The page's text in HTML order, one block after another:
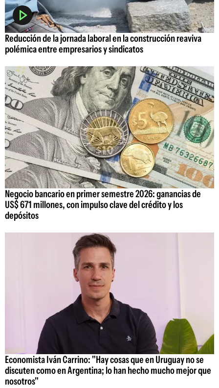
Reducción de la jornada laboral en la construcción reaviva
polémica entre empresarios y sindicatos
Negocio bancario en primer semestre 2026: ganancias de
US$ 671 millones, con impulso clave del crédito y los
depósitos
Economista Iván Carrino: "Hay cosas que en Uruguay no se
discuten como en Argentina; lo han hecho mucho mejor que
nosotros"